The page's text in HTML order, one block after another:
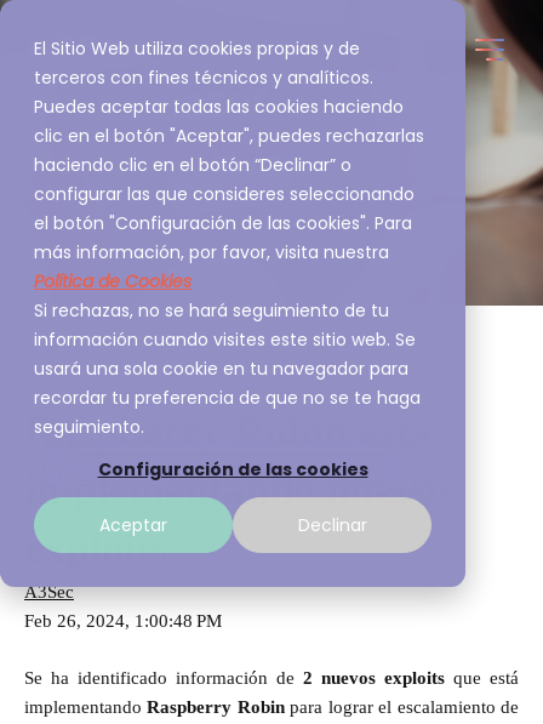
El Sitio Web utiliza cookies propias y de
terceros con fines técnicos y analíticos.
Puedes aceptar todas las cookies haciendo
clic en el botón "Aceptar", puedes rechazarlas
haciendo clic en el botón “Declinar” o
configurar las que consideres seleccionando
el botón "Configuración de las cookies". Para
más información, por favor, visita nuestra
Política de Cookies
Si rechazas, no se hará seguimiento de tu
información cuando visites este sitio web. Se
usará una sola cookie en tu navegador para
recordar tu preferencia de que no se te haga
seguimiento.
Configuración de las cookies
Aceptar Declinar
Raspberry Robin está
implementando nuevos
exploits
A3Sec
Feb 26, 2024, 1:00:48 PM
Se ha identificado información de 2 nuevos exploits que está
implementandoRaspberry Robinpara lograr el escalamiento de